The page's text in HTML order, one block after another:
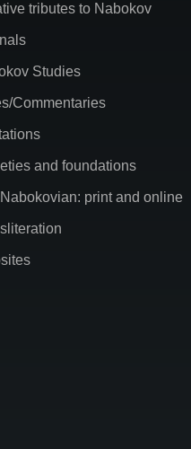
tributes to Nabokov
Studies
Commentaries
and foundations
print and online